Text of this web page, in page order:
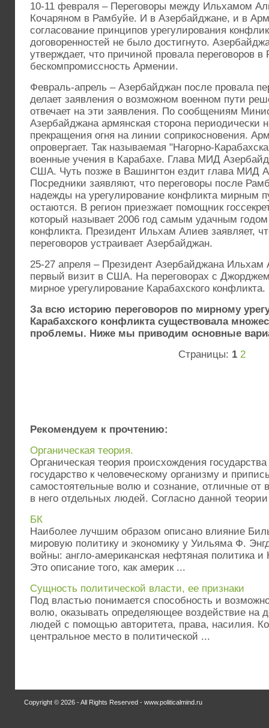
10-11 февраля – Переговоры между Ильхамом
Кочаряном в Рамбуйе. И в Азербайджане, и в
согласование принципов урегулирования
договоренностей не было достигнуто.
утверждает, что причиной провала переговоров
бескомпромиссность Армении.
Февраль-апрель – Азербайджан после провала
делает заявления о возможном военном пути
отвечает на эти заявления. По сообщениям
Азербайджана армянская сторона периодически
прекращения огня на линии соприкосновения.
опровергает. Так называемая "Нагорно-
военные учения в Карабахе. Глава МИД
США. Чуть позже в Вашингтон ездит глава МИД
Посредники заявляют, что переговоры после
надежды на урегулирование конфликта мирным
остаются. В регион приезжает помощник
который называет 2006 год самым удачным
конфликта. Президент Ильхам Алиев заявляет,
переговоров устраивает Азербайджан.
25-27 апреля – Президент Азербайджана Ильхам
первый визит в США. На переговорах с
мирное урегулирование Карабахского конфликта.
За всю историю переговоров по мирному
Карабахского конфликта существовала
проблемы. Ниже мы приводим основные
Страницы: 1 2
Рекомендуем к прочтению:
Органическая теория.
Органическая теория происхождения
государство к человеческому организму и
самостоятельные волю и сознание, отличные от
в него отдельных людей. Согласно данной
БК
Наиболее лучшим образом описано влияние
мировую политику и экономику у Уильяма Ф.
войны: англо-американская нефтяная политика
Это описание того, как америк ...
Сущность политической власти, ее признаки
Под властью понимается способность и
волю, оказывать определяющее воздействие на
людей с помощью авторитета, права, насилия.
центральное место в политической ...
Copyright © 2026 - All Rights Reserved - www.politicalmind.ru